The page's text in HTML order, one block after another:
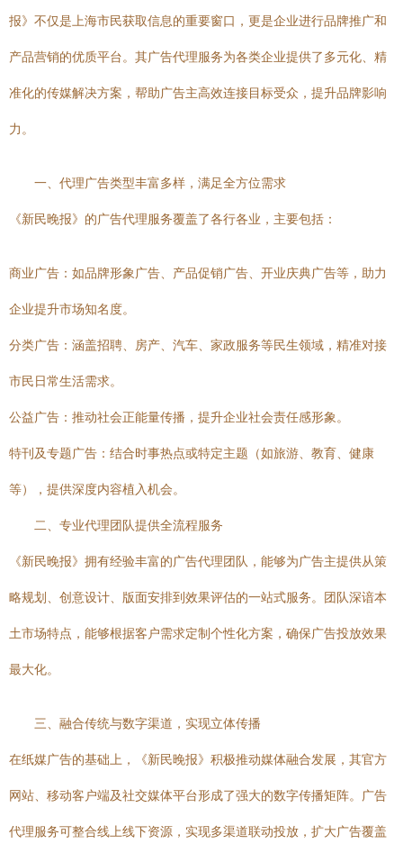
报》不仅是上海市民获取信息的重要窗口，更是企业进行品牌推广和
产品营销的优质平台。其广告代理服务为各类企业提供了多元化、精
准化的传媒解决方案，帮助广告主高效连接目标受众，提升品牌影响
力。
一、代理广告类型丰富多样，满足全方位需求
《新民晚报》的广告代理服务覆盖了各行各业，主要包括：
商业广告：如品牌形象广告、产品促销广告、开业庆典广告等，助力
企业提升市场知名度。
分类广告：涵盖招聘、房产、汽车、家政服务等民生领域，精准对接
市民日常生活需求。
公益广告：推动社会正能量传播，提升企业社会责任感形象。
特刊及专题广告：结合时事热点或特定主题（如旅游、教育、健康
等），提供深度内容植入机会。
二、专业代理团队提供全流程服务
《新民晚报》拥有经验丰富的广告代理团队，能够为广告主提供从策
略规划、创意设计、版面安排到效果评估的一站式服务。团队深谙本
土市场特点，能够根据客户需求定制个性化方案，确保广告投放效果
最大化。
三、融合传统与数字渠道，实现立体传播
在纸媒广告的基础上，《新民晚报》积极推动媒体融合发展，其官方
网站、移动客户端及社交媒体平台形成了强大的数字传播矩阵。广告
代理服务可整合线上线下资源，实现多渠道联动投放，扩大广告覆盖